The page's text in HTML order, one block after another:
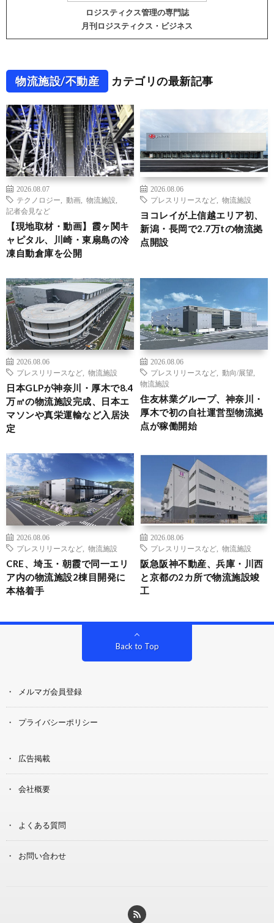
ロジスティクス管理の専門誌
月刊ロジスティクス・ビジネス
物流施設/不動産 カテゴリの最新記事
2026.08.07
テクノロジー
動画 物流施設
記者会見など
【現地取材・動画】霞ヶ関キ
ャピタル、川崎・東扇島の冷
凍自動倉庫を公開
2026.08.06
プレスリリースなど
物流施設
ヨコレイが上信越エリア初、
新潟・長岡で2.7万tの物流拠
点開設
2026.08.06
プレスリリースなど
物流施設
日本GLPが神奈川・厚木で8.4
万㎡の物流施設完成、日本エ
マソンや真栄運輸など入居決
定
2026.08.06
プレスリリースなど
動向/展望
物流施設
住友林業グループ、神奈川・
厚木で初の自社運営型物流拠
点が稼働開始
2026.08.06
プレスリリースなど
物流施設
CRE、埼玉・朝霞で同一エリ
ア内の物流施設2棟目開発に
本格着手
2026.08.06
プレスリリースなど
物流施設
阪急阪神不動産、兵庫・川西
と京都の2カ所で物流施設竣
工
Back to Top
メルマガ会員登録
プライバシーポリシー
広告掲載
会社概要
よくある質問
お問い合わせ